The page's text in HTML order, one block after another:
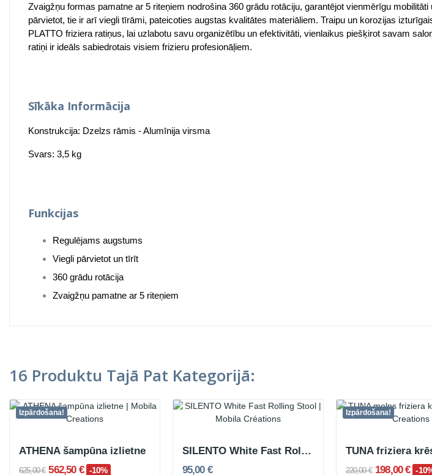
Zvaigžņu formas pamatne ar 5 riteņiem nodrošina 360 grādu rotāciju, garantējot vienmērīgu
pārvietot, tie ir arī viegli tīrāmi, pateicoties augstas kvalitātes materiāliem. Traipu un korozijas
PLATTO friziera ratiņus, lai uzlabotu savu organizētību un efektivitāti, vienlaikus piešķirot savam
ratiņi ir ideāls sabiedrotais visiem frizieru profesionāļiem.
Sīkāka Informācija
Konstrukcija: Dzelzs rāmis - Alumīnija virsma
Svars: 3,5 kg
Funkcijas
Regulējams augstums
Viegli pārvietot un tīrīt
360 grādu rotācija
Zvaigžņu pamatne ar 5 riteņiem
16 Produktu Tajā Pat Kategorijā:
Izpārdošana!
ATHENA šampūna izlietne
625,00 € 562,50 € -10%
SILENTO White Fast Rolling Stool
95,00 €
Izpārdošana!
TUNA friziera
220,00 € 198,00 € -